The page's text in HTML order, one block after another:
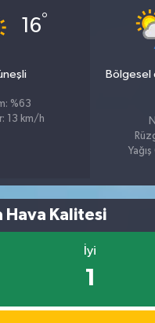
16°
%63
13 km/h
Bölgesel
Yağış
Hava Kalitesi
İyi
1